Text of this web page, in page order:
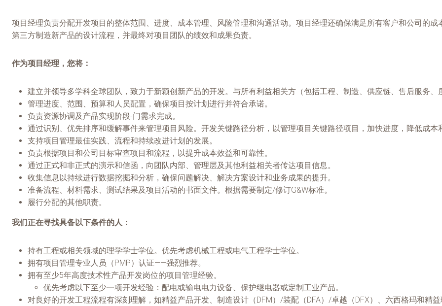
项目经理负责分配开发项目的整体范围、进度、成本管理、风险管理和沟通活动。项目经理还确保满足所有客户和公司的
第三方制造新产品的设计流程，并最终对项目团队的绩效和成果负责。
作为项目经理，您将：
建立并领导多学科全球团队，致力于新颖创新产品的开发。与所有利益相关方（包括工程、制造、供应链、售后服务
管理进度、范围、预算和人员配置，确保项目按计划进行并符合承诺。
负责资源协调及产品实现阶段-门需求完成。
通过识别、优先排序和缓解事件来管理项目风险。开发关键路径分析，以管理项目关键路径项目，加快进度，降低成本
支持项目管理最佳实践、流程和持续改进计划的发展。
负责根据项目和公司目标审查项目和流程，以提升成本效益和可靠性。
通过正式和非正式的演示和信函，向团队内部、管理层及其他利益相关者传达项目信息。
收集信息以持续进行数据挖掘和分析，确保问题解决、解决方案设计和业务成果的提升。
准备流程、材料需求、测试结果及项目活动的书面文件。根据需要制定/修订G&W标准。
履行分配的其他职责。
我们正在寻找具备以下条件的人：
持有工程或相关领域的理学学士学位。优先考虑机械工程或电气工程学士学位。
拥有项目管理专业人员（PMP）认证——强烈推荐。
拥有至少5年高度技术性产品开发岗位的项目管理经验。
优先考虑以下至少一项开发经验：配电或输电电力设备、保护继电器或定制工业产品。
对良好的开发工程流程有深刻理解，如精益产品开发、制造设计（DFM）/装配（DFA）/卓越（DFX）、六西格玛和精